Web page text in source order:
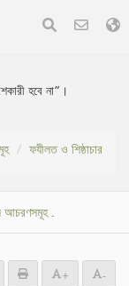
হবে না”।
ফযীলত ও শিষ্ঠাচার
আচরণসমূহ.
+ -